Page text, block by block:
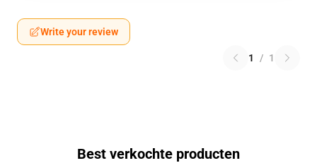
Write your review
1 / 1
Best verkochte producten